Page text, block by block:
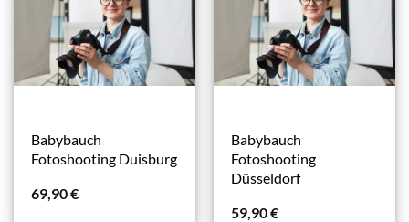
Babybauch
Fotoshooting Duisburg
69,90€
Babybauch
Fotoshooting
Düsseldorf
59,90€